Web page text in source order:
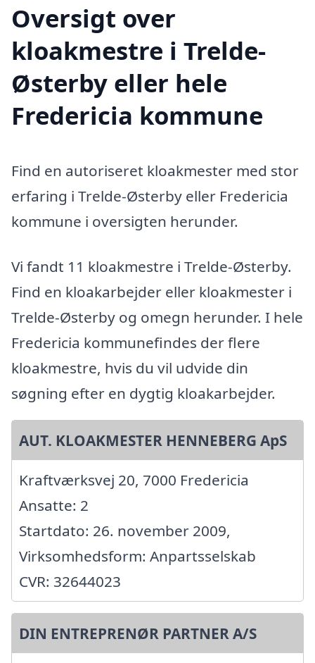
Oversigt over
kloakmestre i Trelde-
Østerby eller hele
Fredericia kommune
Find en autoriseret kloakmester med stor
erfaring i Trelde-Østerby eller Fredericia
kommune i oversigten herunder.
Vi fandt 11 kloakmestre i Trelde-Østerby.
Find en kloakarbejder eller kloakmester i
Trelde-Østerby og omegn herunder. I hele
Fredericia kommunefindes der flere
kloakmestre, hvis du vil udvide din
søgning efter en dygtig kloakarbejder.
AUT. KLOAKMESTER HENNEBERG ApS
Kraftværksvej 20, 7000 Fredericia
Ansatte: 2
Startdato: 26. november 2009,
Virksomhedsform: Anpartsselskab
CVR: 32644023
DIN ENTREPRENØR PARTNER A/S